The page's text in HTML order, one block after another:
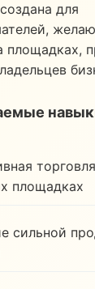
для
площадках,
площадках
сильной